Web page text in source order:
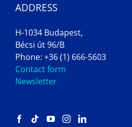
ADDRESS
H-1034 Budapest,
Bécsi út 96/B
Phone: +36 (1) 666-5603
Contact form
Newsletter